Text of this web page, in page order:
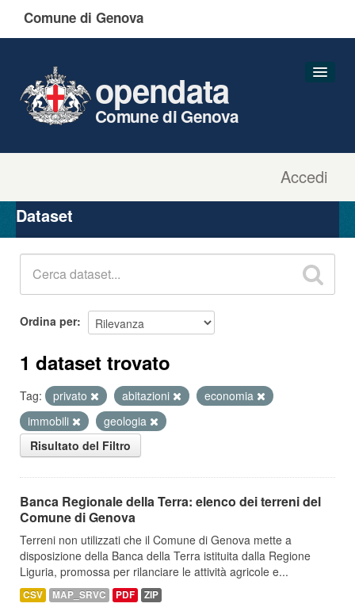
Comune di Genova
Accedi
opendata
Comune di Genova
Organizzazioni
Gruppi
Dataset
Ordina per
1 dataset trovato
Tag: privato abitazioni
economia
immobili
geologia
Risultato del Filtro
Banca Regionale della Terra: elenco dei terreni del
Comune di Genova
Terreni non utilizzati che il Comune di Genova mette a
disposizione della Banca della Terra istituita dalla Regione
Liguria, promossa per rilanciare le attività agricole e...
CSV MAP_SRVC PDF ZIP